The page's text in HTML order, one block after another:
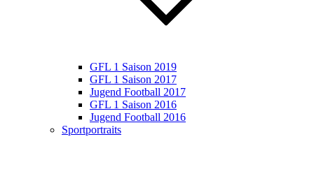
GFL 1 Saison 2019
GFL 1 Saison 2017
Jugend Football 2017
GFL 1 Saison 2016
Jugend Football 2016
Sportportraits